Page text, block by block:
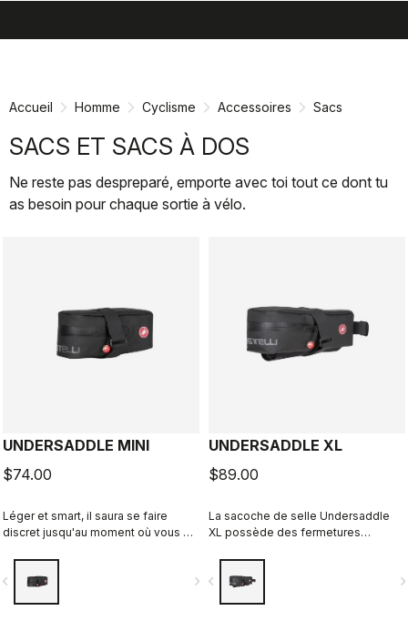
directement
navigation
directement
Accueil Homme Cyclisme Accessoires Sacs
SACS ET SACS À DOS
Ne reste pas despreparé, emporte avec toi tout ce dont tu
as besoin pour chaque sortie à vélo.
UNDERSADDLE MINI
$74.00
Léger et smart, il saura se faire
discret jusqu'au moment où vous en
navigate_next
UNDERSADDLE XL
$89.00
La sacoche de selle Undersaddle
XL possède des fermetures
barrage à la pluie et aux
éclaboussures de la roue afin
navigate_before